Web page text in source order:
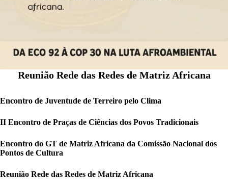
Reunião Rede das Redes de Matriz Africana
Encontro de Juventude de Terreiro pelo Clima
II Encontro de Praças de Ciências dos Povos Tradicionais
Encontro do GT de Matriz Africana da Comissão Nacional dos
Pontos de Cultura
Reunião Rede das Redes de Matriz Africana